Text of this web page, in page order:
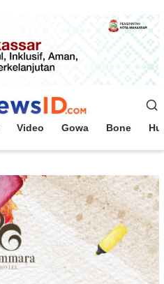
Video Gowa Bone